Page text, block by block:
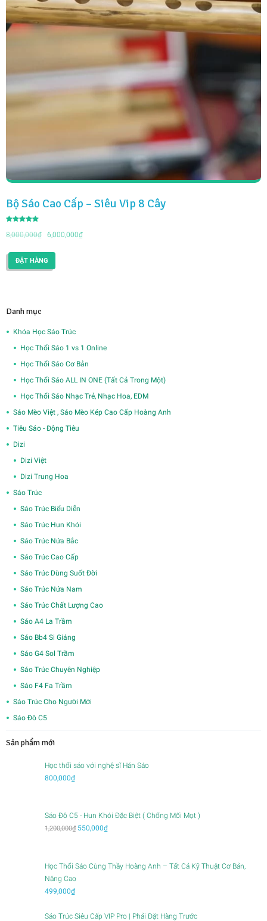
Bộ Sáo Cao Cấp – Siêu Vip 8 Cây
hạng
5.00
8,000,000₫
Giá
là:
8,000,000₫.
6,000,000₫Giá
ĐẶT HÀNG
Danh mục
Khóa Học Sáo Trúc
Học Thổi Sáo 1 vs 1 Online
Học Thổi Sáo Cơ Bản
Học Thổi Sáo ALL IN ONE (Tất Cả Trong Một)
Học Thổi Sáo Nhạc Trẻ, Nhạc Hoa, EDM
Sáo Mèo Việt , Sáo Mèo Kép Cao Cấp Hoàng Anh
Tiêu Sáo - Động Tiêu
Dizi
Dizi Việt
Dizi Trung Hoa
Sáo Trúc
Sáo Trúc Biểu Diễn
Sáo Trúc Hun Khói
Sáo Trúc Nứa Bắc
Sáo Trúc Cao Cấp
Sáo Trúc Dùng Suốt Đời
Sáo Trúc Nứa Nam
Sáo Trúc Chất Lượng Cao
Sáo A4 La Trầm
Sáo Bb4 Si Giáng
Sáo G4 Sol Trầm
Sáo Trúc Chuyên Nghiệp
Sáo F4 Fa Trầm
Sáo Trúc Cho Người Mới
Sáo Đô C5
Sản phẩm mới
Học thổi sáo với nghệ sĩ Hán Sáo
800,000₫
Sáo Đô C5 - Hun Khói Đặc Biệt ( Chống Mối Mọt )
1,200,000₫ Giá
1,200,000₫.
550,000₫Giá
là:
Học Thổi Sáo Cùng Thầy Hoàng Anh – Tất Cả Kỹ Thuật Cơ Bản,
Nâng Cao
499,000₫
Sáo Trúc Siêu Cấp VIP Pro | Phải Đặt Hàng Trước